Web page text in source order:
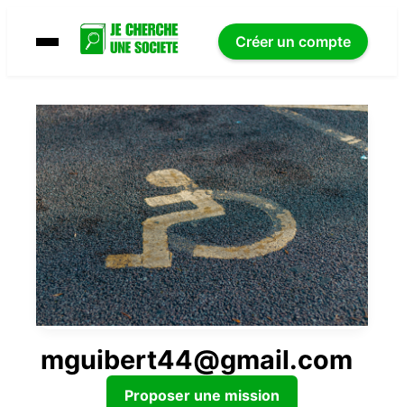
Créer un compte
mguibert44@gmail.com
Proposer une mission